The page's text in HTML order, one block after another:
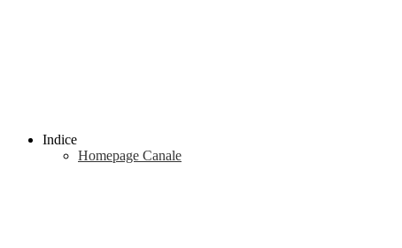
Indice
Homepage Canale